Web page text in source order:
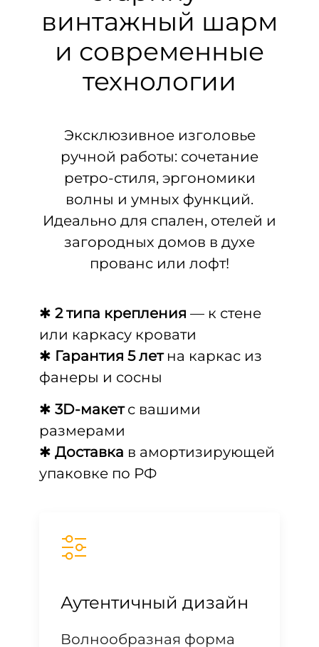
винтажный шарм
и современные
технологии
Эксклюзивное изголовье
ручной работы: сочетание
ретро-стиля, эргономики
волны и умных функций.
Идеально для спален, отелей и
загородных домов в духе
прованс или лофт!
✱ 2 типа крепления — к стене
или каркасу кровати
✱ Гарантия 5 летна каркас из
фанеры и сосны
✱ 3D-макетс вашими
размерами
✱ Доставка в амортизирующей
упаковке по РФ
Аутентичный дизайн
Волнообразная форма